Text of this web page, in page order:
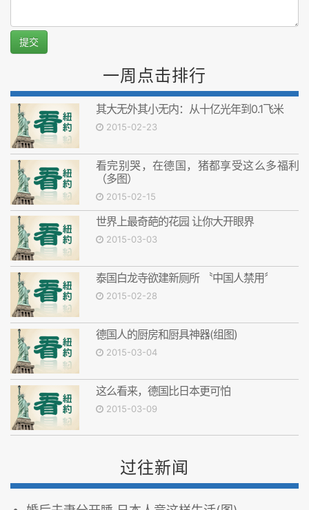
提交
一周点击排行
其大无外其小无内：从十亿光年到0.1飞米
2015-02-23
看完别哭，在德国，猪都享受这么多福利
（多图）
2015-02-15
世界上最奇葩的花园 让你大开眼界
2015-03-03
泰国白龙寺欲建新厕所 〝中国人禁用〞
2015-02-28
德国人的厨房和厨具神器(组图)
2015-03-04
这么看来，德国比日本更可怕
2015-03-09
过往新闻